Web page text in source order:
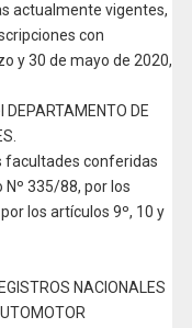
actualmente vigentes,
con
y 30 de mayo de 2020,
DE
facultades conferidas
Nº 335/88, por los
los artículos 9º, 10 y
NACIONALES